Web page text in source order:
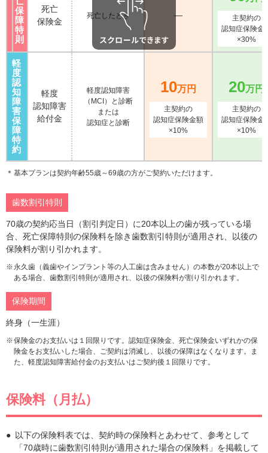
保
障
特
則
死亡
保険金
死亡したとき ―
主契約の
認知症保険金
×30%
軽
度
認
知
障
害
保
障
特
約
軽度
認知障害
給付金
軽度認知障害
（MCI）と診断
または
認知症と診断
10万円
主契約の
認知症保険金額
×10%
20万円
主契約の
認知症保険金
×10%
基本プランは契約年齢55歳～69歳の方がご契約いただけます。
歯数割引特則
70歳の契約応当日（割引判定日）に20本以上の歯が残っている場
合、死亡保障特則の保険料を除き歯数割引特則が適用され、以後の
保険料が割り引かれます。
永久歯（義歯やインプラント等の人工歯は含みません）の本数が20本以上で
ある場合、歯数割引特則が適用され、以後の保険料が割り引かれます。
保険期間
終身（一生涯）
保険金のお支払いは１回限りです。認知症保険金、死亡保険金いずれかの保
険金をお支払いした場合、ご契約は消滅し、以後の保障はなくなります。ま
た、軽度認知障害給付金のお支払いはご契約後１回限りです。
保険料（月払）
以下の保険料表では、契約時の保険料とあわせて、参考として
「70歳時に歯数割引特則が適用された場合の保険料」を掲載して